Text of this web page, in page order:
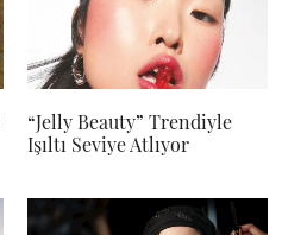
“Jelly Beauty” Trendiyle
Işıltı Seviye Atlıyor